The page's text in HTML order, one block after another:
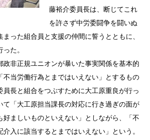
藤裕介委員長は、断じてこれ
を許さず中労委闘争を闘いぬ
まった組合員と支援の仲間に誓うとともに、
た。
非正規ユニオンが暴いた事実関係を基本的
不当労働行為とまではいえない」とするもの
員長と組合をつぶすために大工原重良が行っ
て「大工原担当課長の対応に行き過ぎの面が
好ましいものといえない」としながら、「不
入に該当するとまではいえない」という。